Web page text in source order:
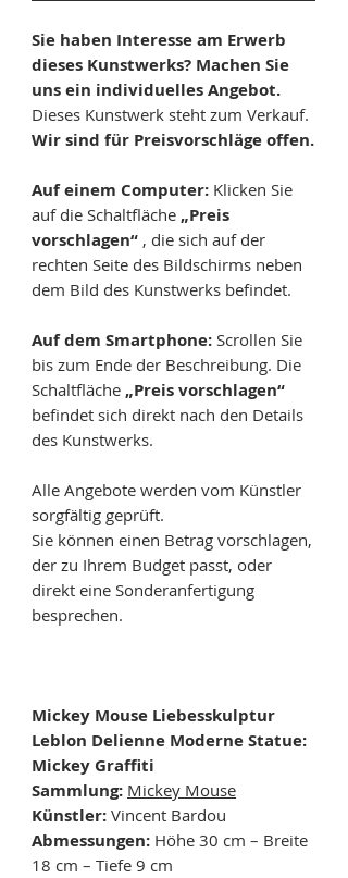
Sie haben Interesse am Erwerb
dieses Kunstwerks? Machen Sie
uns ein individuelles Angebot.
Dieses Kunstwerk steht zum Verkauf.
Wir sind für Preisvorschläge offen.
Auf einem Computer: Klicken Sie
auf die Schaltfläche „Preis
vorschlagen“ , die sich auf der
rechten Seite des Bildschirms neben
dem Bild des Kunstwerks befindet.
Auf dem Smartphone: Scrollen Sie
bis zum Ende der Beschreibung. Die
Schaltfläche „Preis vorschlagen“
befindet sich direkt nach den Details
des Kunstwerks.
Alle Angebote werden vom Künstler
sorgfältig geprüft.
Sie können einen Betrag vorschlagen,
der zu Ihrem Budget passt, oder
direkt eine Sonderanfertigung
besprechen.
Mickey Mouse Liebesskulptur
Leblon Delienne Moderne Statue:
Mickey Graffiti
Sammlung: Mickey Mouse
Künstler: Vincent Bardou
Abmessungen: Höhe 30 cm – Breite
18 cm – Tiefe 9 cm